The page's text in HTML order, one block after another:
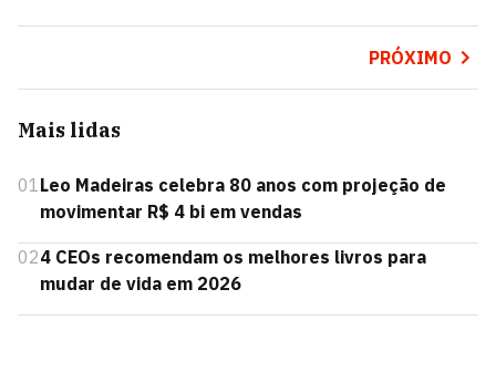
PRÓXIMO
Mais lidas
01Leo Madeiras celebra 80 anos com projeção de
movimentar R$ 4 bi em vendas
024 CEOs recomendam os melhores livros para
mudar de vida em 2026